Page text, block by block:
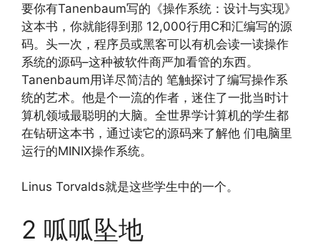
要你有Tanenbaum写的《操作系统：设计与实现》
这本书，你就能得到那 12,000行用C和汇编写的源
码。头一次，程序员或黑客可以有机会读一读操作
系统的源码–这种被软件商严加看管的东西。
Tanenbaum用详尽简洁的 笔触探讨了编写操作系
统的艺术。他是个一流的作者，迷住了一批当时计
算机领域最聪明的大脑。全世界学计算机的学生都
在钻研这本书，通过读它的源码来了解他 们电脑里
运行的MINIX操作系统。
Linus Torvalds就是这些学生中的一个。
2 呱呱坠地